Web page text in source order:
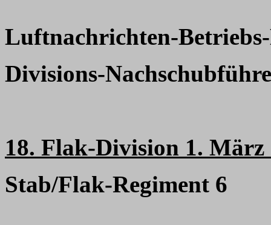
Luftnachrichten-
Divisions-
18. Flak-Division 1. März
Stab/Flak-Regiment 6